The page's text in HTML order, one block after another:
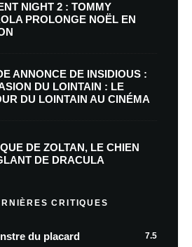
NIGHT 2 : TOMMY
PROLONGE NOËL EN
ANNONCE DE INSIDIOUS :
DU LOINTAIN : LE
DU LOINTAIN AU CINÉMA
DE ZOLTAN, LE CHIEN
DE DRACULA
CRITIQUES
du placard 7.5